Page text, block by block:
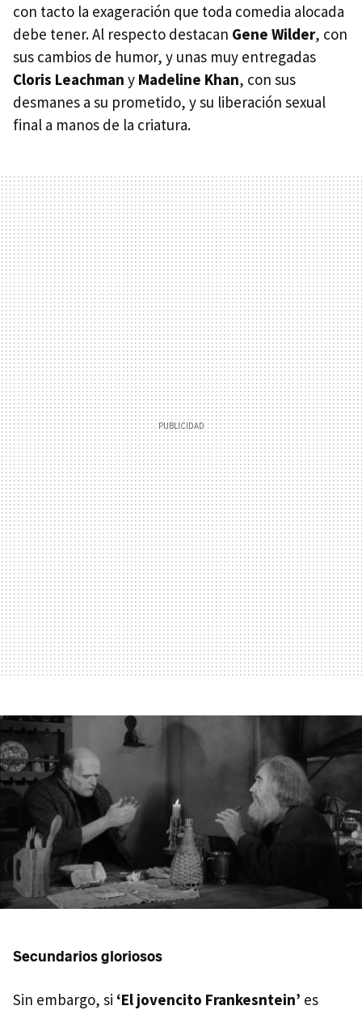
con tacto la exageración que toda comedia alocada
debe tener. Al respecto destacan Gene Wilder, con
sus cambios de humor, y unas muy entregadas
Cloris Leachman y Madeline Khan, con sus
desmanes a su prometido, y su liberación sexual
final a manos de la criatura.
Secundarios gloriosos
Sin embargo, si ‘El jovencito Frankesntein’ es